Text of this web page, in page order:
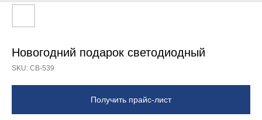
Новогодний подарок светодиодный
SKU: СВ-539
Получить прайс-лист